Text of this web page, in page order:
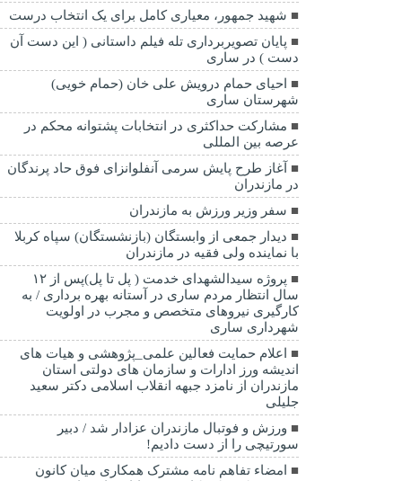
شهید جمهور، معیاری کامل برای یک انتخاب درست
پایان تصویربرداری تله فیلم داستانی ( این دست آن
دست ) در ساری
احیای حمام درویش علی خان (حمام خویی)
شهرستان ساری
مشارکت حداکثری در انتخابات پشتوانه محکم در
عرصه بین المللی
آغاز طرح پایش سرمی آنفلوانزای فوق حاد پرندگان
در مازندران
سفر وزیر ورزش به مازندران
دیدار جمعی از وابستگان (بازنشستگان) سپاه کربلا
با نماینده ولی فقیه در مازندران
پروژه سیدالشهدای خدمت ( پل تا پل)پس از ۱۲
سال انتظار مردم ساری در آستانه بهره برداری / به
کارگیری نیروهای متخصص و مجرب در اولویت
شهرداری ساری
اعلام حمایت فعالین علمی_پژوهشی و هیات های
اندیشه ورز ادارات و سازمان های دولتی استان
مازندران از نامزد جبهه انقلاب اسلامی دکتر سعید
جلیلی
ورزش و فوتبال مازندران عزادار شد / دبیر
سورتیچی را از دست دادیم!
امضاء تفاهم نامه مشترک همکاری میان کانون